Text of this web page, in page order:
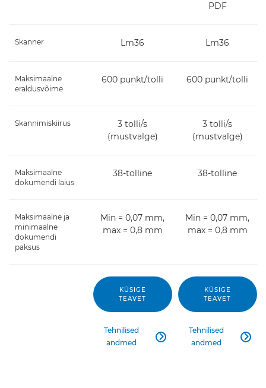
PDF
Skanner Lm36 Lm36
Maksimaalne
eraldusvõime
600 punkt/tolli 600 punkt/tolli
Skannimiskiirus
3 tolli/s
(mustvalge)
3 tolli/s
(mustvalge)
Maksimaalne
dokumendi laius
38-tolline 38-tolline
Maksimaalne ja
minimaalne
dokumendi
paksus
Min = 0,07 mm,
max = 0,8 mm
Min = 0,07 mm,
max = 0,8 mm
KÜSIGE
TEAVET
Tehnilised
andmed

KÜSIGE
TEAVET
Tehnilised
andmed
